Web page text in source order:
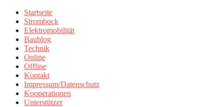
Startseite
Strombock
Elektromobilität
Baublog
Technik
Online
Offline
Kontakt
Impressum/Datenschutz
Kooperationen
Unterstützer